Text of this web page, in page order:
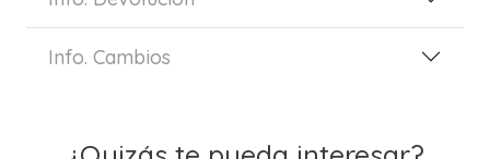
Info. Cambios